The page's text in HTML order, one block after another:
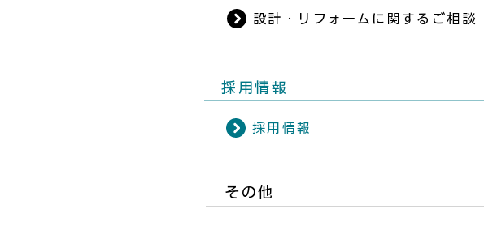
設計・リフォームに関するご相談
​採用情報
採用情報
​その他